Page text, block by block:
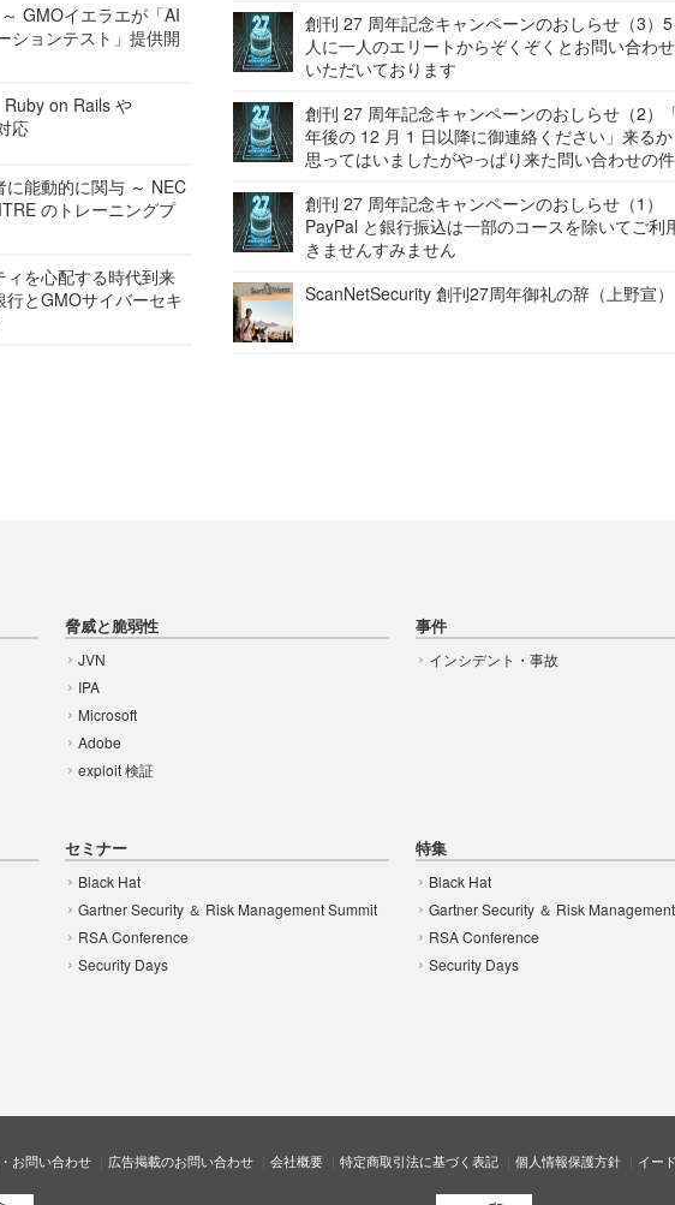
GMOイエラエが「AI
ションテスト」提供開
on Rails や
応
能動的に関与 ～ NEC
のトレーニングプ
を心配する時代到来
行とGMOサイバーセキ
創刊 27 周年記念キャンペーンのおしらせ（3）
人に一人のエリートからぞくぞくとお問い合わ
いただいております
創刊 27 周年記念キャンペーンのおしらせ（2）
年後の 12 月 1 日以降に御連絡ください」来るか
思ってはいましたがやっぱり来た問い合わせの件
創刊 27 周年記念キャンペーンのおしらせ（1）
PayPal と銀行振込は一部のコースを除いてご利
きませんすみません
ScanNetSecurity 創刊27周年御礼の辞（上野宣）
脅威と脆弱性
JVN
IPA
Microsoft
Adobe
exploit 検証
事件
インシデント・事故
セミナー
Black Hat
Gartner Security ＆ Risk Management Summit
RSA Conference
Security Days
特集
Black Hat
Gartner Security ＆ Risk
RSA Conference
Security Days
お問い合わせ 広告掲載のお問い合わせ 会社概要 特定商取引法に基づく表記 個人情報保護方針 イー